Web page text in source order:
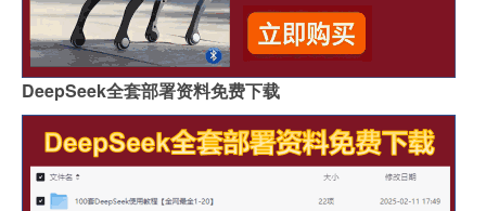
DeepSeek全套部署资料免费下载